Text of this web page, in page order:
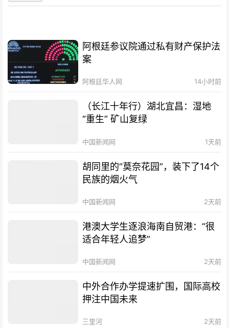
阿根廷参议院通过私有财产保护法
案
阿根廷华人网 14小时前
（长江十年行）湖北宜昌：湿地
“重生” 矿山复绿
中国新闻网 1天前
胡同里的“莫奈花园”，装下了14个
民族的烟火气
中国新闻网 2天前
港澳大学生逐浪海南自贸港：“很
适合年轻人追梦”
中国新闻网 2天前
中外合作办学提速扩围，国际高校
押注中国未来
三里河 2天前